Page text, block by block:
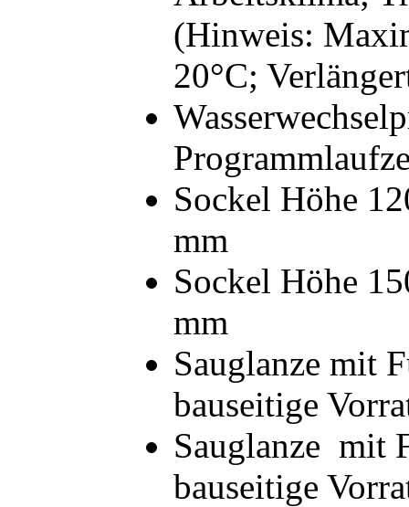
(Hinweis:
20°C;
Sockel Höhe
mm
Sockel Höhe
mm
Sauglanze mit
bauseitige
Sauglanze mit
bauseitige